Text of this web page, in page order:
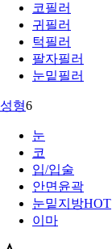
코필러
귀필러
턱필러
팔자필러
눈밑필러
성형6
눈
코
입/입술
안면윤곽
눈밑지방HOT
이마